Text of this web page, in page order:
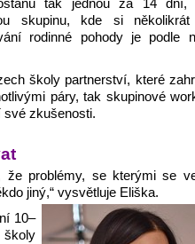
tak jednou za 14 dní,
skupinu, kde si několikrát
rodinné pohody je podle
školy partnerství, které
páry, tak skupinové
své zkušenosti.
že problémy, se kterými se
jiný,“ vysvětluje Eliška.
10–
školy